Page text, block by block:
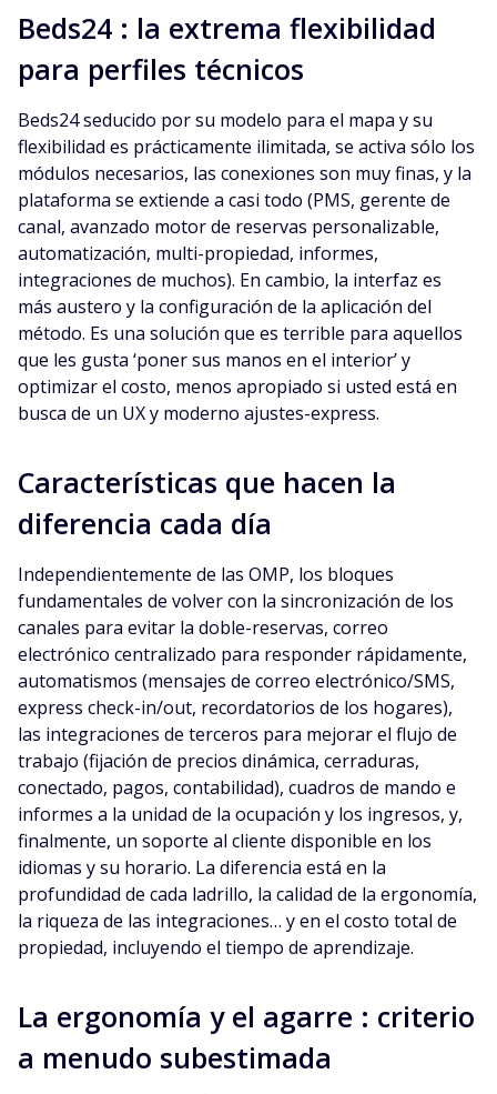
Beds24 : la extrema flexibilidad
para perfiles técnicos
Beds24 seducido por su modelo para el mapa y su
flexibilidad es prácticamente ilimitada, se activa sólo los
módulos necesarios, las conexiones son muy finas, y la
plataforma se extiende a casi todo (PMS, gerente de
canal, avanzado motor de reservas personalizable,
automatización, multi-propiedad, informes,
integraciones de muchos). En cambio, la interfaz es
más austero y la configuración de la aplicación del
método. Es una solución que es terrible para aquellos
que les gusta ‘poner sus manos en el interior’ y
optimizar el costo, menos apropiado si usted está en
busca de un UX y moderno ajustes-express.
Características que hacen la
diferencia cada día
Independientemente de las OMP, los bloques
fundamentales de volver con la sincronización de los
canales para evitar la doble-reservas, correo
electrónico centralizado para responder rápidamente,
automatismos (mensajes de correo electrónico/SMS,
express check-in/out, recordatorios de los hogares),
las integraciones de terceros para mejorar el flujo de
trabajo (fijación de precios dinámica, cerraduras,
conectado, pagos, contabilidad), cuadros de mando e
informes a la unidad de la ocupación y los ingresos, y,
finalmente, un soporte al cliente disponible en los
idiomas y su horario. La diferencia está en la
profundidad de cada ladrillo, la calidad de la ergonomía,
la riqueza de las integraciones… y en el costo total de
propiedad, incluyendo el tiempo de aprendizaje.
La ergonomía y el agarre : criterio
a menudo subestimada